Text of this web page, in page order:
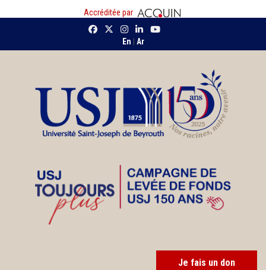
Accréditée par
En Ar
Je fais un don